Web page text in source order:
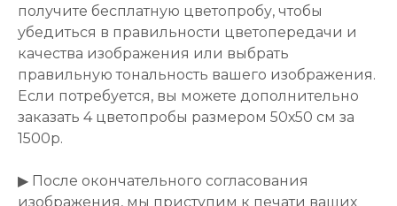
получите бесплатную цветопробу, чтобы
убедиться в правильности цветопередачи и
качества изображения или выбрать
правильную тональность вашего изображения.
Если потребуется, вы можете дополнительно
заказать 4 цветопробы размером 50х50 см за
1500р.
▶ После окончательного согласования
изображения, мы приступим к печати ваших